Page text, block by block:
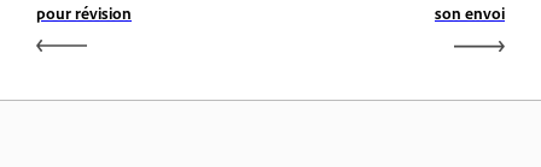
pour révision
son envoi